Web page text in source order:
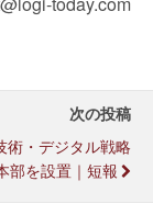
次の投稿
術・デジタル戦略
部を設置｜短報